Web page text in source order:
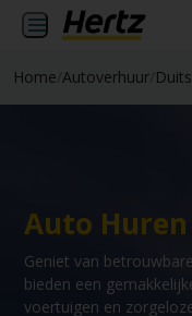
Home Autoverhuur
Auto Huren
Geniet van
bieden een
voertuigen en